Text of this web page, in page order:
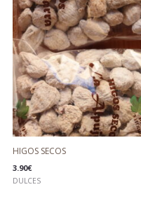
HIGOS SECOS
3.90€
DULCES